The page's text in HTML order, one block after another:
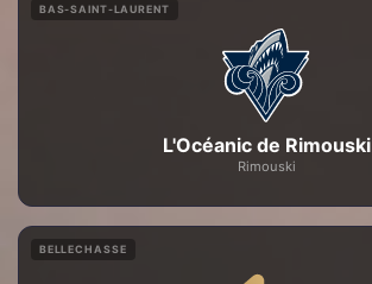
BAS-SAINT-LAURENT
L'Océanic de Rimouski
Rimouski
BELLECHASSE